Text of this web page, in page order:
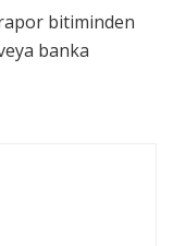
bitiminden
banka